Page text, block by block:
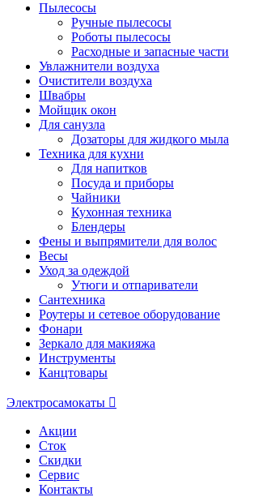
Пылесосы
Ручные пылесосы
Роботы пылесосы
Расходные и запасные части
Увлажнители воздуха
Очистители воздуха
Швабры
Мойщик окон
Для санузла
Дозаторы для жидкого мыла
Техника для кухни
Для напитков
Посуда и приборы
Чайники
Кухонная техника
Блендеры
Фены и выпрямители для волос
Весы
Уход за одеждой
Утюги и отпариватели
Сантехника
Роутеры и сетевое оборудование
Фонари
Зеркало для макияжа
Инструменты
Канцтовары
Электросамокаты
Акции
Сток
Скидки
Сервис
Контакты